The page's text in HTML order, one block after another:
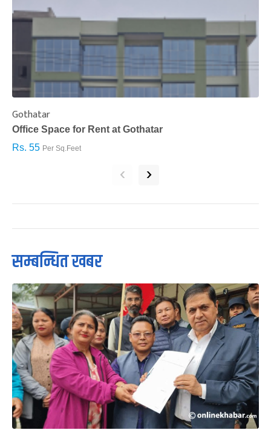
Gothatar
Office Space for Rent at Gothatar
Rs. 55 Per Sq.Feet
‹ ›
सम्बन्धित खबर